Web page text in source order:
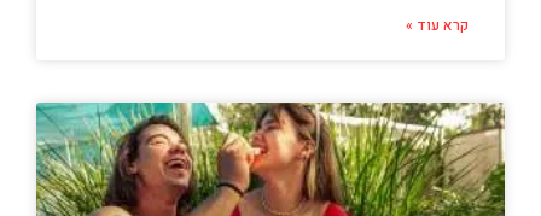
קרא עוד »